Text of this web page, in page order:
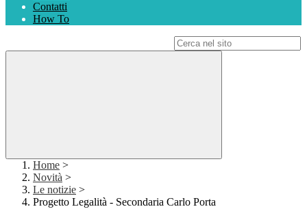
Contatti
How To
Home >
Novità >
Le notizie >
Progetto Legalità - Secondaria Carlo Porta